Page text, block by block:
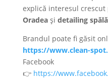
explică interesul crescut
Oradeași detailing
Brandul poate fi găsit
https://www.clean-
Facebook
👉 https://